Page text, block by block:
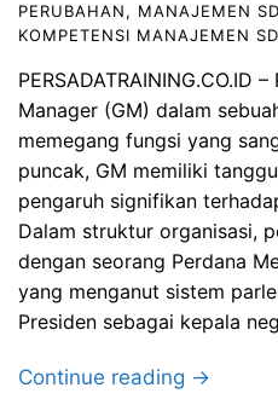
PERUBAHAN, MANAJEMEN
KOMPETENSI MANAJEMEN
PERSADATRAINING.CO.ID
Manager (GM) dalam
memegang fungsi yang
puncak, GM memiliki
pengaruh signifikan
Dalam struktur organisasi,
dengan seorang Perdana
yang menganut sistem
Presiden sebagai kepala
Continue reading →